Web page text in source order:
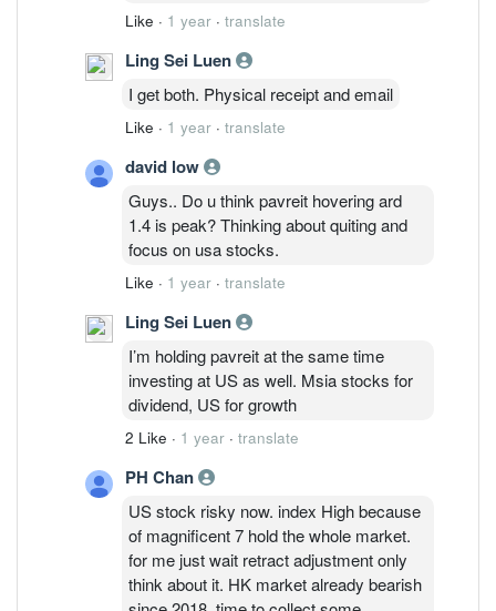
Like · 1 year · translate
Ling Sei Luen
I get both. Physical receipt and email
Like · 1 year · translate
david low
Guys.. Do u think pavreit hovering ard
1.4 is peak? Thinking about quiting and
focus on usa stocks.
Like · 1 year · translate
Ling Sei Luen
I’m holding pavreit at the same time
investing at US as well. Msia stocks for
dividend, US for growth
2 Like · 1 year · translate
PH Chan
US stock risky now. index High because
of magnificent 7 hold the whole market.
for me just wait retract adjustment only
think about it. HK market already bearish